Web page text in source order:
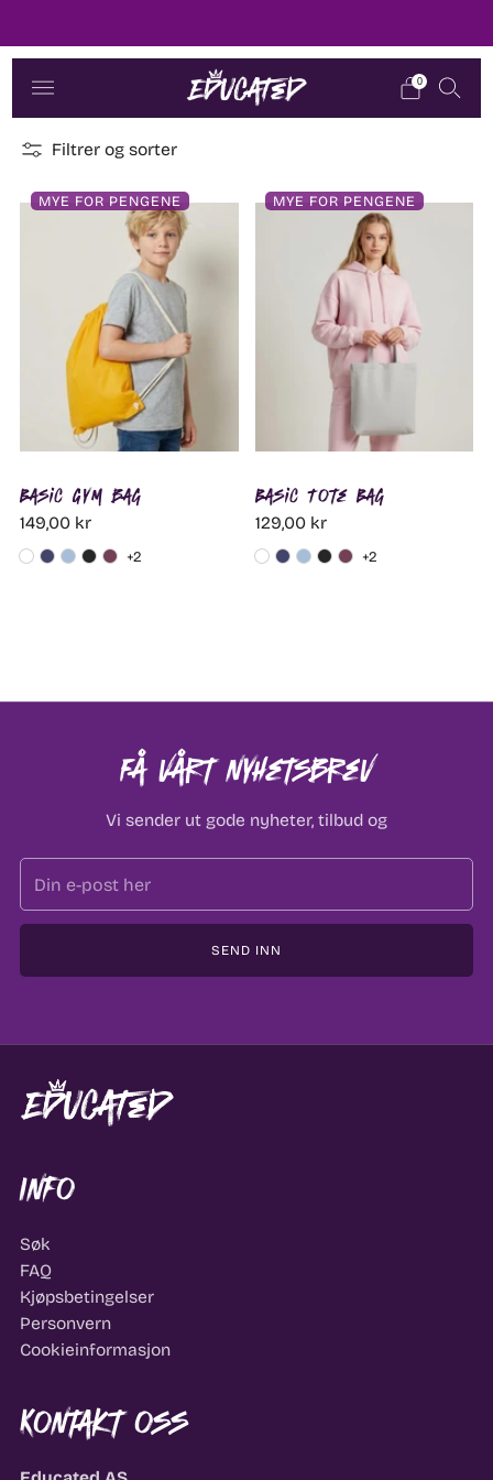
0
Filtrer og sorter
MYE FOR PENGENE
Basic Gym bag
149,00 kr
+2
MYE FOR PENGENE
Basic Tote Bag
129,00 kr
+2
Få vårt nyhetsbrev
Vi sender ut gode nyheter, tilbud og
SEND INN
Info
Søk
FAQ
Kjøpsbetingelser
Personvern
Cookieinformasjon
Kontakt oss